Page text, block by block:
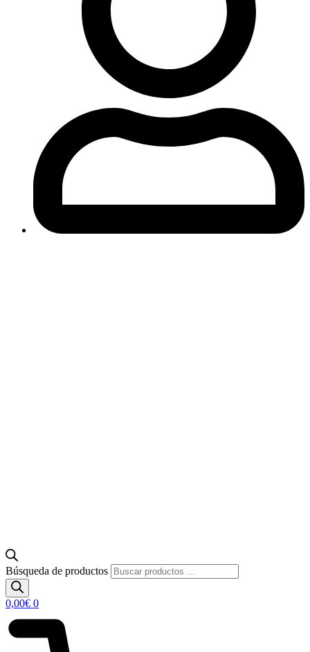
Búsqueda de productos
0,00€ 0